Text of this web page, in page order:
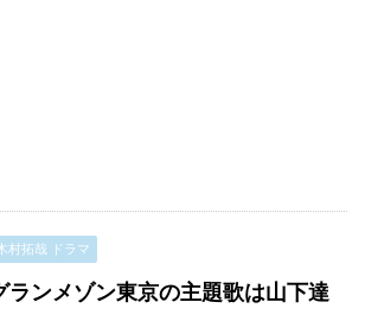
村拓哉 ドラマ
ランメゾン東京の主題歌は山下達